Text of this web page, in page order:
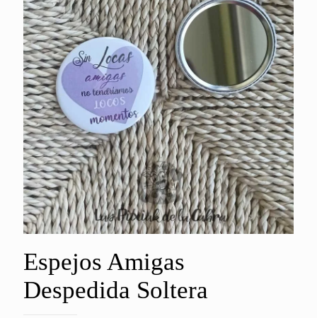
Espejos Amigas
Despedida Soltera